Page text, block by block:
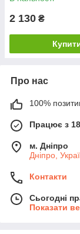
2 130 ₴
Про нас
100%
Працює з
м. Дніпро
Дніпро,
Контакти
Сьогодні
Показати